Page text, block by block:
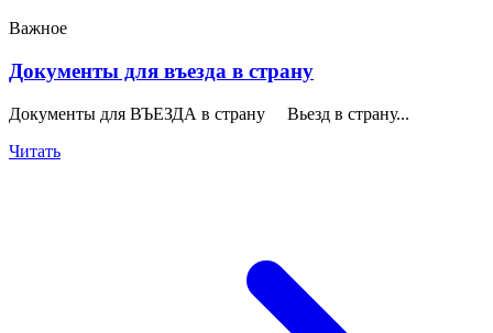
Важное
Документы для въезда в страну
Документы для ВЪЕЗДА в страну Вьезд в страну...
Читать